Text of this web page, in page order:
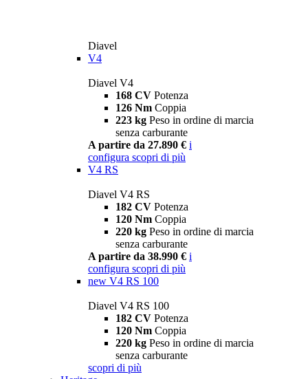
Diavel
V4
Diavel V4
168 CV Potenza
126 Nm Coppia
223 kg Peso in ordine di marcia
senza carburante
A partire da 27.890 € i
configura scopri di più
V4 RS
Diavel V4 RS
182 CV Potenza
120 Nm Coppia
220 kg Peso in ordine di marcia
senza carburante
A partire da 38.990 € i
configura scopri di più
new V4 RS 100
Diavel V4 RS 100
182 CV Potenza
120 Nm Coppia
220 kg Peso in ordine di marcia
senza carburante
scopri di più